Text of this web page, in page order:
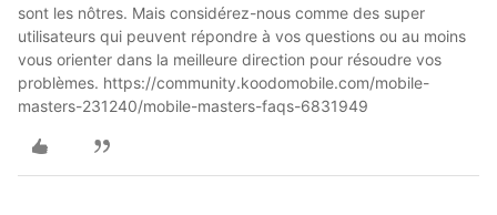
sont les nôtres. Mais considérez-nous comme des super
utilisateurs qui peuvent répondre à vos questions ou au moins
vous orienter dans la meilleure direction pour résoudre vos
problèmes. https://community.koodomobile.com/mobile-
masters-231240/mobile-masters-faqs-6831949